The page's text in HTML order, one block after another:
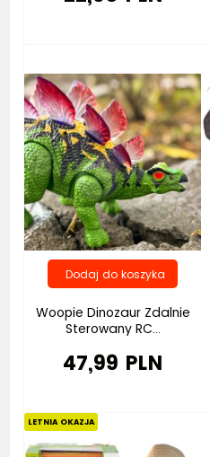
Woopie Dinozaur Zdalnie
Sterowany RC...
47,99 PLN
LETNIA OKAZJA